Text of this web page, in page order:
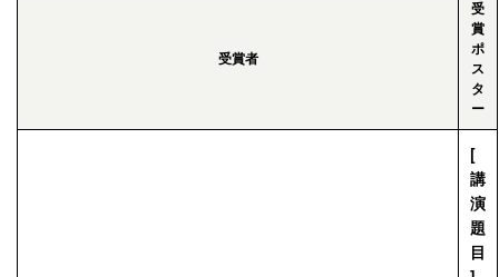
受賞者
受
賞
ポ
ス
タ
ー
[
講
演
題
目